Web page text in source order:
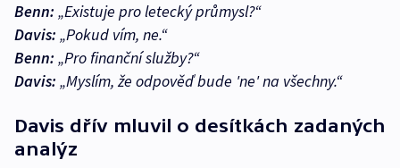
Benn: „Existuje pro letecký průmysl?“
Davis: „Pokud vím, ne.“
Benn: „Pro finanční služby?“
Davis: „Myslím, že odpověď bude 'ne' na všechny.“
Davis dřív mluvil o desítkách zadaných
analýz